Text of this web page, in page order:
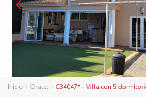
Inicio Chalet C34047* – Villa con 5